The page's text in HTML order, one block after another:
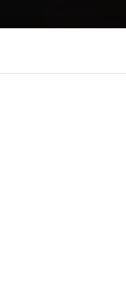
ЗМІ ТА ВІДЕО